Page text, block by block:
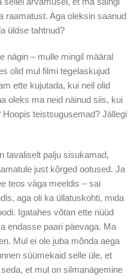
raamatust. Aga oleksin saanud
üldse tahtnud?
nägin – mulle mingil määral
olid mul filmi tegelaskujud
ette kujutada, kui neil olid
oleks ma neid näinud siis, kui
teistsugusemad? Jällegi
tavaliselt palju sisukamad,
just kõrged ootused. Ja
teos väga meeldis – sai
aga oli ka üllatuskohti, mida
Igatahes võtan ette nüüd
endasse paari päevaga. Ma
Mul ei ole juba mõnda aega
süümekaid selle üle, et
et mul on silmanägemine